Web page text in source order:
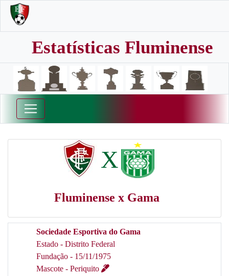
Estatísticas Fluminense
X
Fluminense x Gama
Sociedade Esportiva do Gama
Estado - Distrito Federal
Fundação - 15/11/1975
Mascote - Periquito